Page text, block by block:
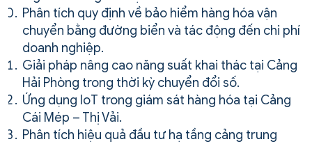
Phân tích quy định về bảo hiểm hàng hóa vận
chuyển bằng đường biển và tác động đến chi phí
doanh nghiệp.
Giải pháp nâng cao năng suất khai thác tại Cảng
Hải Phòng trong thời kỳ chuyển đổi số.
Ứng dụng IoT trong giám sát hàng hóa tại Cảng
Cái Mép – Thị Vải.
Phân tích hiệu quả đầu tư hạ tầng cảng trung